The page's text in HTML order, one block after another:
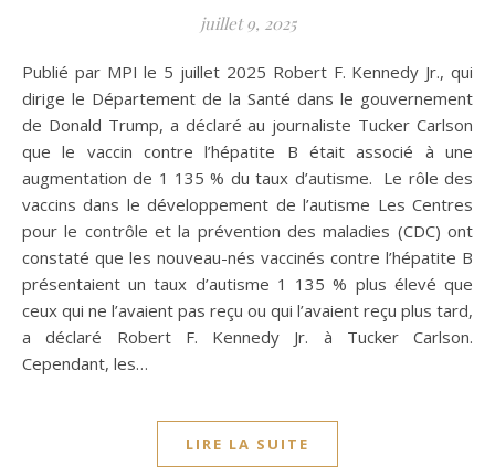
juillet 9, 2025
Publié par MPI le 5 juillet 2025 Robert F. Kennedy Jr., qui
dirige le Département de la Santé dans le gouvernement
de Donald Trump, a déclaré au journaliste Tucker Carlson
que le vaccin contre l’hépatite B était associé à une
augmentation de 1 135 % du taux d’autisme. Le rôle des
vaccins dans le développement de l’autisme Les Centres
pour le contrôle et la prévention des maladies (CDC) ont
constaté que les nouveau-nés vaccinés contre l’hépatite B
présentaient un taux d’autisme 1 135 % plus élevé que
ceux qui ne l’avaient pas reçu ou qui l’avaient reçu plus tard,
a déclaré Robert F. Kennedy Jr. à Tucker Carlson.
Cependant, les…
LIRE LA SUITE